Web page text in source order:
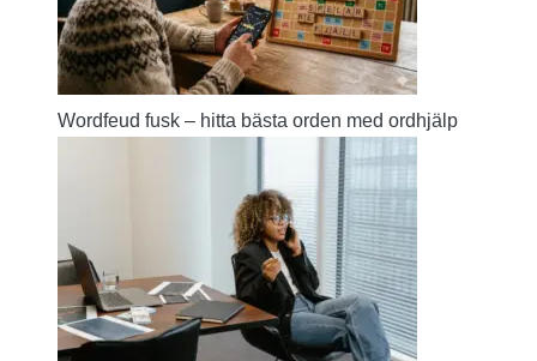
Wordfeud fusk – hitta bästa orden med ordhjälp